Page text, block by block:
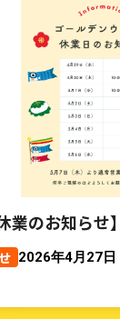
業のお知らせ】
2026年4月27日